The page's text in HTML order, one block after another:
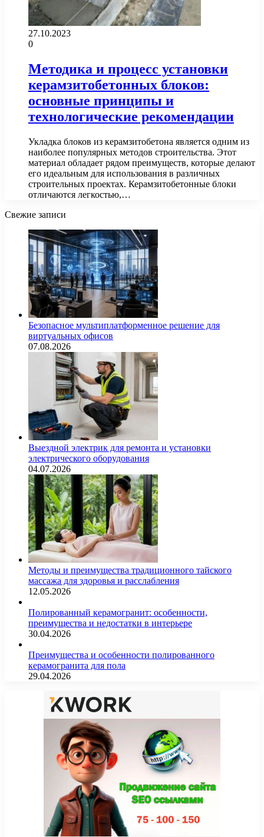
27.10.2023
0
Методика и процесс установки
керамзитобетонных блоков:
основные принципы и
технологические рекомендации
Укладка блоков из керамзитобетона является одним из
наиболее популярных методов строительства. Этот
материал обладает рядом преимуществ, которые делают
его идеальным для использования в различных
строительных проектах. Керамзитобетонные блоки
отличаются легкостью,…
Свежие записи
Безопасное мультиплатформенное решение для
виртуальных офисов
07.08.2026
Выездной электрик для ремонта и установки
электрического оборудования
04.07.2026
Методы и преимущества традиционного тайского
массажа для здоровья и расслабления
12.05.2026
Полированный керамогранит: особенности,
преимущества и недостатки в интерьере
30.04.2026
Преимущества и особенности полированного
керамогранита для пола
29.04.2026